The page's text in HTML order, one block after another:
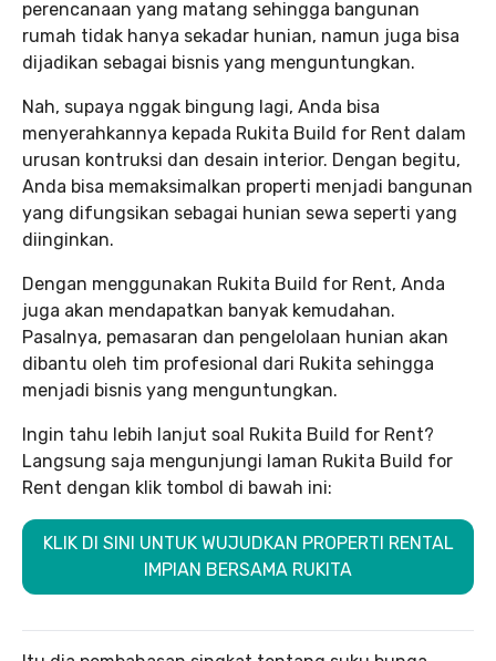
perencanaan yang matang sehingga bangunan
rumah tidak hanya sekadar hunian, namun juga bisa
dijadikan sebagai bisnis yang menguntungkan.
Nah, supaya nggak bingung lagi, Anda bisa
menyerahkannya kepada Rukita Build for Rent dalam
urusan kontruksi dan desain interior. Dengan begitu,
Anda bisa memaksimalkan properti menjadi bangunan
yang difungsikan sebagai hunian sewa seperti yang
diinginkan.
Dengan menggunakan Rukita Build for Rent, Anda
juga akan mendapatkan banyak kemudahan.
Pasalnya, pemasaran dan pengelolaan hunian akan
dibantu oleh tim profesional dari Rukita sehingga
menjadi bisnis yang menguntungkan.
Ingin tahu lebih lanjut soal Rukita Build for Rent?
Langsung saja mengunjungi laman Rukita Build for
Rent dengan klik tombol di bawah ini:
KLIK DI SINI UNTUK WUJUDKAN PROPERTI RENTAL
IMPIAN BERSAMA RUKITA